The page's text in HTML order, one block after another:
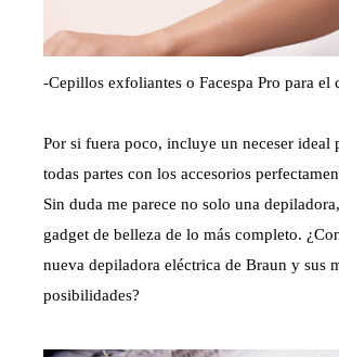
-Cepillos exfoliantes o Facespa Pro para el
Por si fuera poco, incluye un neceser ideal
todas partes con los accesorios
Sin duda me parece no solo una
gadget de belleza de lo más completo.
nueva depiladora eléctrica de Braun y sus
posibilidades?